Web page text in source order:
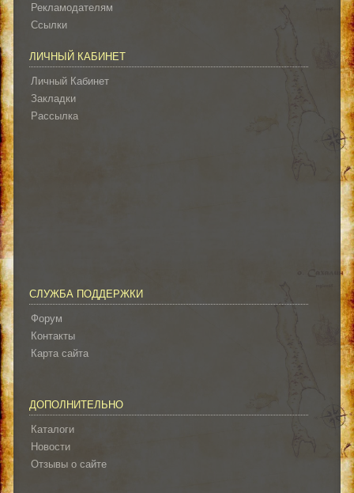
Рекламодателям
Ссылки
ЛИЧНЫЙ КАБИНЕТ
Личный Кабинет
Закладки
Рассылка
СЛУЖБА ПОДДЕРЖКИ
Форум
Контакты
Карта сайта
ДОПОЛНИТЕЛЬНО
Каталоги
Новости
Отзывы о сайте